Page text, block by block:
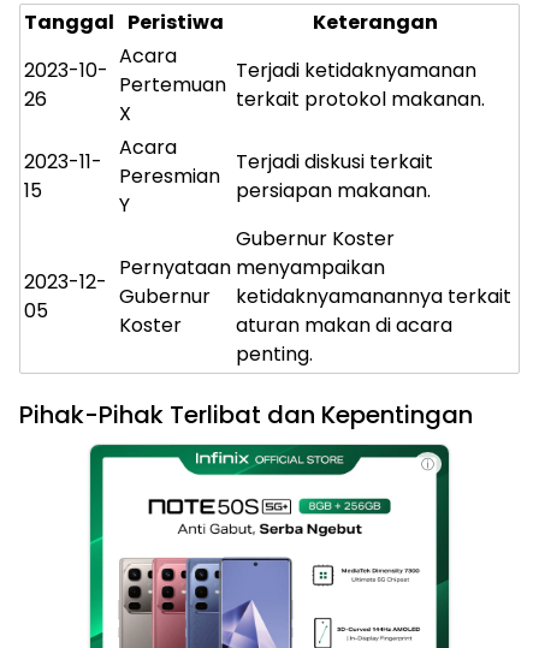
Tanggal Peristiwa
Keterangan
2023-10-
26
Acara
Pertemuan
X
Terjadi ketidaknyamanan
terkait protokol makanan.
2023-11-
15
Acara
Peresmian
Y
Terjadi diskusi terkait
persiapan makanan.
2023-12-
05
Pernyataan
Gubernur
Koster
Gubernur Koster
menyampaikan
ketidaknyamanannya terkait
aturan makan di acara
penting.
Pihak-Pihak Terlibat dan Kepentingan
ⓘ